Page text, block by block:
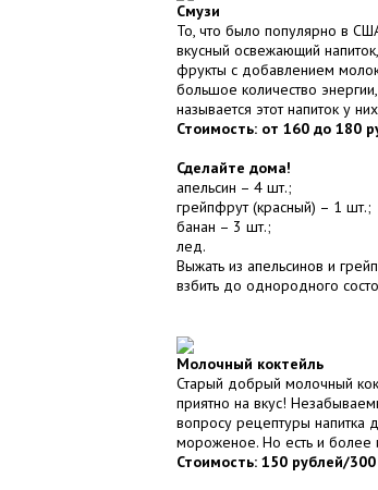
Смузи
То, что было популярно в
вкусный освежающий
фрукты с добавлением
большое количество
называется этот напиток у
Стоимость: от 160 до 180
Сделайте дома!
апельсин – 4 шт.;
грейпфрут (красный) – 1 шт.;
банан – 3 шт.;
лед.
Выжать из апельсинов и
взбить до однородного
Молочный коктейль
Старый добрый молочный
приятно на вкус!
вопросу рецептуры напитка
мороженое. Но есть и более
Стоимость: 150 рублей/